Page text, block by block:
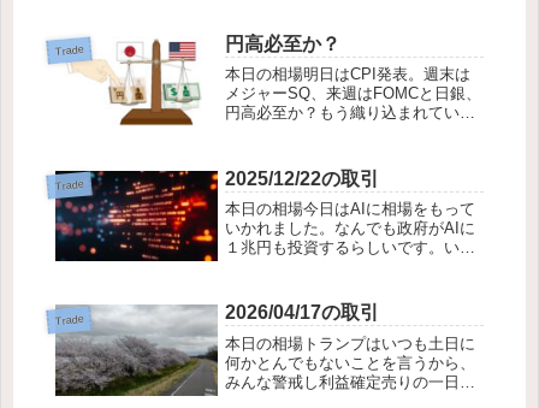
上昇。ほとんどの銘柄が値上がりし
ました。待ちに待った９日ぶりの反
発でした。助...
Trade 円高必至か？
本日の相場明日はCPI発表。週末は
メジャーSQ、来週はFOMCと日銀、
円高必至か？もう織り込まれている
なのに、全然その恵みを受けられ
ず、大引けにかけてプラス引けか、
マイナス引け...
Trade 2025/12/22の取引
本日の相場今日はAIに相場をもって
いかれました。なんでも政府がAIに
１兆円も投資するらしいです。いつ
の大きな一日となりました。完全に
日経平均と逆相関なポジションにな
ってます。...
Trade 2026/04/17の取引
本日の相場トランプはいつも土日に
何かとんでもないことを言うから、
みんな警戒し利益確定売りの一日と